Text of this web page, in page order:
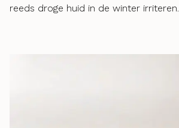
reeds droge huid in de winter irriteren.